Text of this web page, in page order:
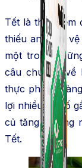
Tết là thời điểm
thiếu an toàn
một trong
câu chuyện về
thực phẩm.
lợi nhiều sẽ cố
củ tăng trưởng
Tết.